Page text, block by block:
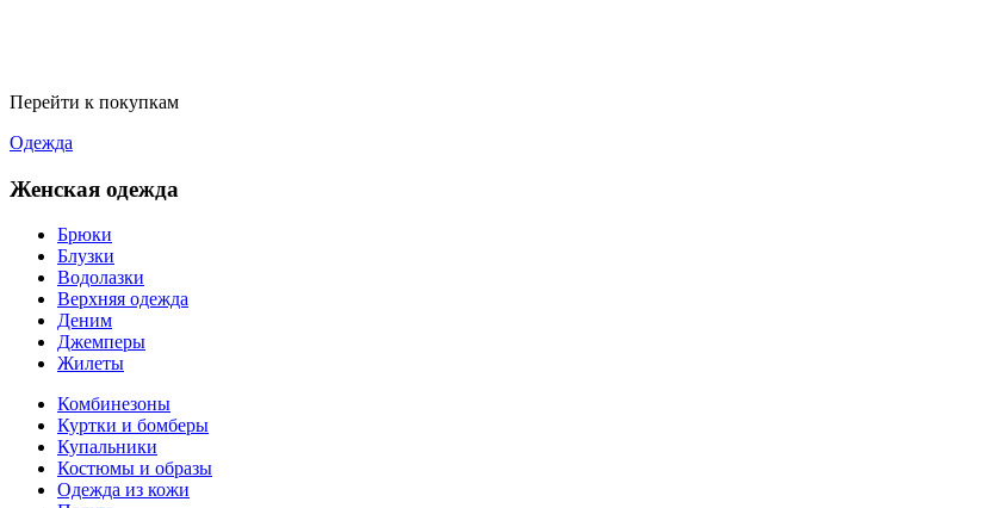
Перейти к покупкам
Одежда
Женская одежда
Брюки
Блузки
Водолазки
Верхняя одежда
Деним
Джемперы
Жилеты
Комбинезоны
Куртки и бомберы
Купальники
Костюмы и образы
Одежда из кожи